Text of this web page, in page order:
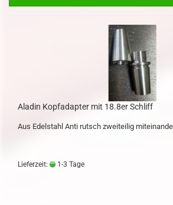
Aladin Kopfadapter mit 18.8er Schliff
Aus Edelstahl Anti rutsch zweiteilig
Lieferzeit: 1-3 Tage